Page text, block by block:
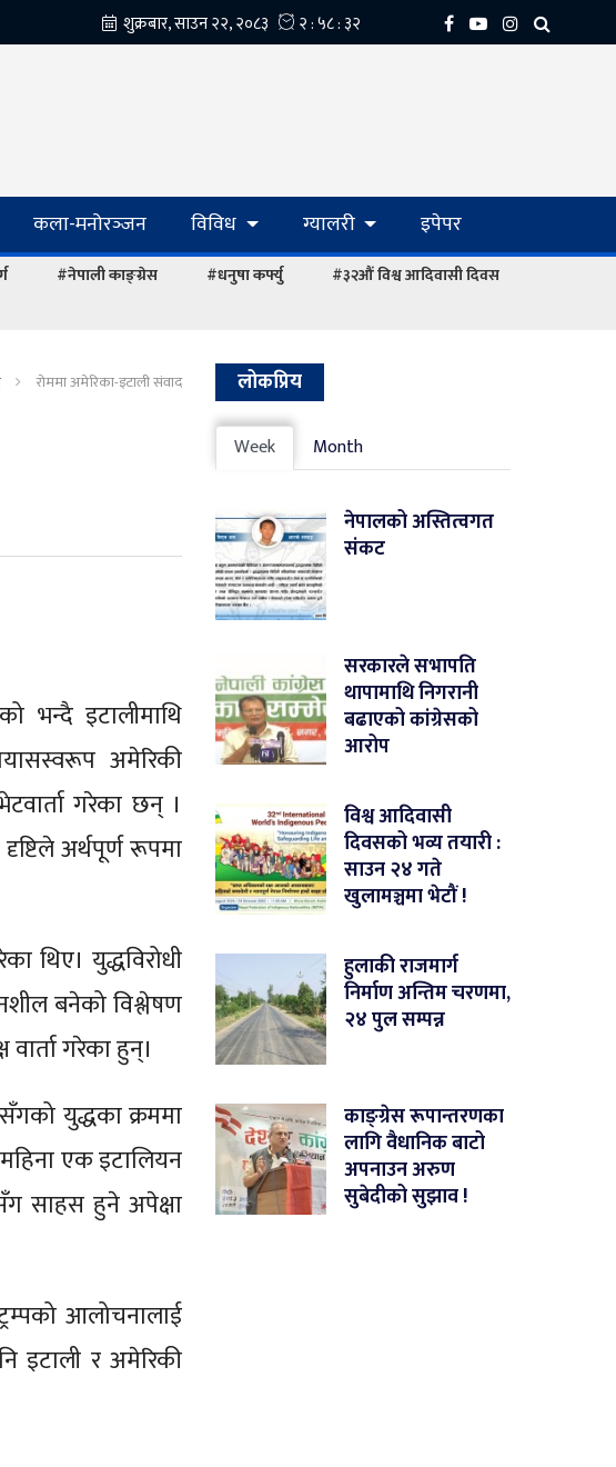
कला-मनोरञ्‍जन विविध ग्यालरी इपेपर
#नेपाली काङ्ग्रेस #धनुषा कर्फ्यु
#३२औं विश्व आदिवासी दिवस
रोममा अमेरिका-इटाली संवाद
भन्दै इटालीमाथि
अमेरिकी
गरेका छन् ।
अर्थपूर्ण रूपमा
थिए। युद्धविरोधी
बनेको विश्लेषण
गरेका हुन्।
युद्धका क्रममा
एक इटालियन
साहस हुने अपेक्षा
आलोचनालाई
इटाली र अमेरिकी
लोकप्रिय
Week Month
नेपालको अस्तित्वगत
संकट
सरकारले सभापति
थापामाथि निगरानी
बढाएको कांग्रेसको
आरोप
विश्व आदिवासी
दिवसको भव्य तयारी :
साउन २४ गते
खुलामञ्चमा भेटौं !
हुलाकी राजमार्ग
निर्माण अन्तिम चरणमा,
२४ पुल सम्पन्न
काङ्ग्रेस रूपान्तरणका
लागि वैधानिक बाटो
अपनाउन अरुण
सुबेदीको सुझाव !